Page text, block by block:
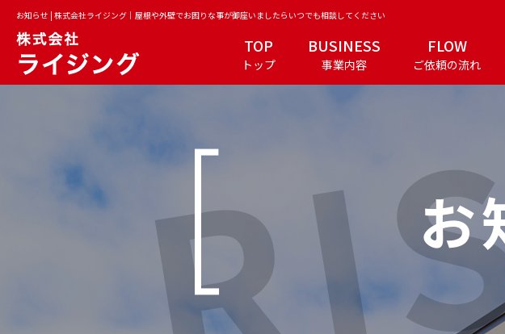
お知らせ | 株式会社ライジング｜屋根や外壁でお困りな事が御座いましたらいつでも相談してください
TOP
トップ
BUSINESS
事業内容
FLOW
ご依頼の流れ
お